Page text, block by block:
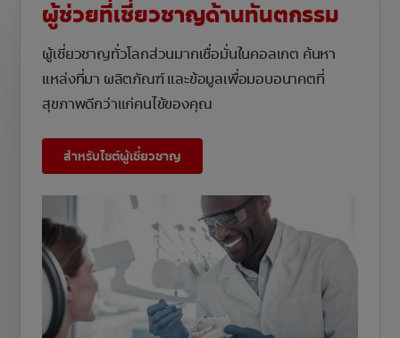
ผู้ช่วยที่เชี่ยวชาญด้านทันตกรรม
ผู้เชี่ยวชาญทั่วโลกส่วนมากเชื่อมั่นในคอลเกต ค้นหา
แหล่งที่มา ผลิตภัณฑ์ และข้อมูลเพื่อมอบอนาคตที่
สุขภาพดีกว่าแก่คนไข้ของคุณ
สำหรับไซต์ผู้เชี่ยวชาญ